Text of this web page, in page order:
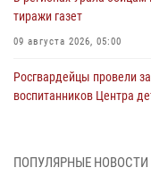
тиражи газет
09 августа 2026, 05:00
Росгвардейцы провели
воспитанников Центра
ПОПУЛЯРНЫЕ НОВОСТИ